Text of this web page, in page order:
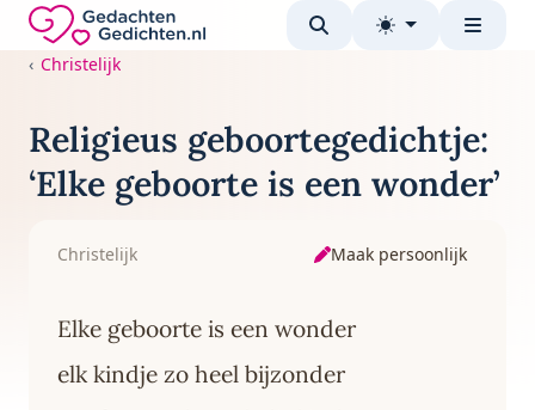
Direct naar de inhoud
Gedachten-Gedichten.nl — naar de homepage
Christelijk
Religieus geboortegedichtje:
‘Elke geboorte is een wonder’
Christelijk Maak persoonlijk
Elke geboorte is een wonder
elk kindje zo heel bijzonder